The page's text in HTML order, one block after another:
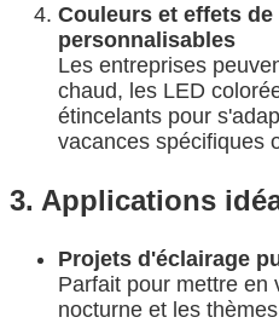
Couleurs et effets
personnalisables
Les entreprises
chaud, les LED
étincelants pour
vacances spécifiques
3. Applications
Projets d'éclairage
Parfait pour mettre en
nocturne et les